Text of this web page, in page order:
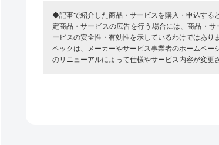
◆記事で紹介した商品・サービスを購入・申込する
定商品・サービスの広告を行う場合には、商品・
ービスの安全性・有効性を示しているわけではあ
ペックは、メーカーやサービス事業者のホームペ
のリニューアルによって仕様やサービス内容が変更